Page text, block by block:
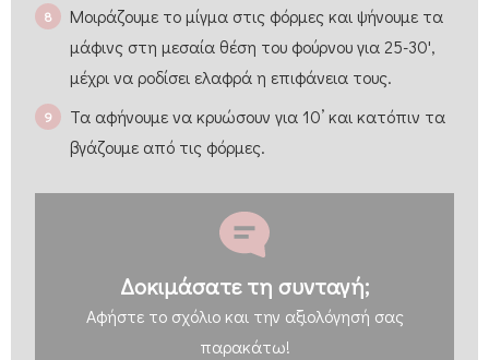
Μοιράζουμε το μίγμα στις φόρμες και ψήνουμε τα
μάφινς στη μεσαία θέση του φούρνου για 25-30',
μέχρι να ροδίσει ελαφρά η επιφάνεια τους.
Τα αφήνουμε να κρυώσουν για 10’ και κατόπιν τα
βγάζουμε από τις φόρμες.
Δοκιμάσατε τη συνταγή;
Αφήστε το σχόλιο και την αξιολόγησή σας
παρακάτω!